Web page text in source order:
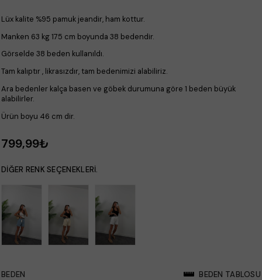
Lüx kalite %95 pamuk jeandir, ham kottur.
Manken 63 kg 175 cm boyunda 38 bedendir.
Görselde 38 beden kullanıldı.
Tam kalıptır , likrasızdır, tam bedenimizi alabiliriz.
Ara bedenler kalça basen ve göbek durumuna göre 1 beden büyük
alabilirler.
Ürün boyu 46 cm dir.
799,99₺
DIĞER RENK SEÇENEKLERI.
BEDEN TABLOSU
BEDEN